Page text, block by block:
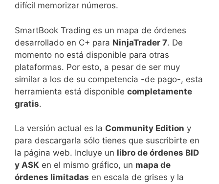
difícil memorizar números.
SmartBook Trading es un mapa de órdenes
desarrollado en C+ para NinjaTrader 7. De
momento no está disponible para otras
plataformas. Por esto, a pesar de ser muy
similar a los de su competencia -de pago-, esta
herramienta está disponible completamente
gratis.
La versión actual es la Community Edition y
para descargarla sólo tienes que suscribirte en
la página web. Incluye un libro de órdenes BID
y ASK en el mismo gráfico, un mapa de
órdenes limitadas en escala de grises y la